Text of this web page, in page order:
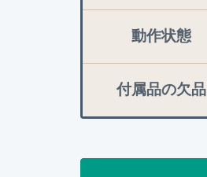
動作状態
付属品の欠品